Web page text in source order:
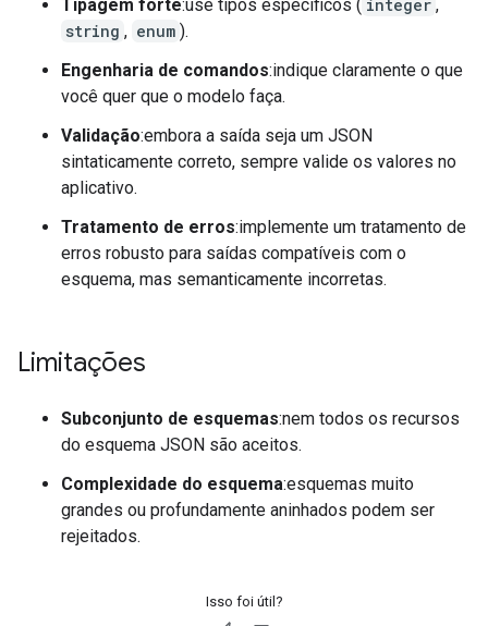
Tipagem forte:use tipos específicos ( integer ,
string , enum ).
Engenharia de comandos:indique claramente o que
você quer que o modelo faça.
Validação:embora a saída seja um JSON
sintaticamente correto, sempre valide os valores no
aplicativo.
Tratamento de erros:implemente um tratamento de
erros robusto para saídas compatíveis com o
esquema, mas semanticamente incorretas.
Limitações
Subconjunto de esquemas:nem todos os recursos
do esquema JSON são aceitos.
Complexidade do esquema:esquemas muito
grandes ou profundamente aninhados podem ser
rejeitados.
Isso foi útil?